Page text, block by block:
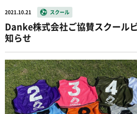
2021.10.21 スクール
Danke株式会社ご協賛スクール
知らせ